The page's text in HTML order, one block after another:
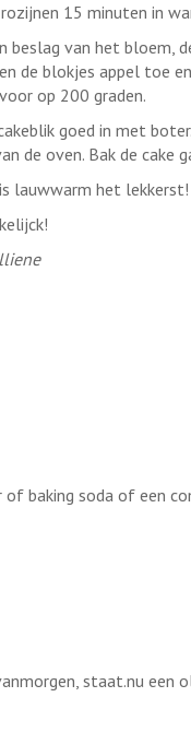
rozijnen 15 minuten in
beslag van het bloem,
de blokjes appel toe
op 200 graden.
goed in met
de oven. Bak de cake
lauwwarm het lekkerst!
baking soda of een
staat.nu een